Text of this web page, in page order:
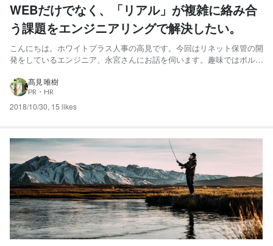
WEBだけでなく、「リアル」が複雑に絡み合
う課題をエンジニアリングで解決したい。
こんにちは。ホワイトプラス人事の高見です。今回はリネット保管の開
発をしているエンジニア、永宮さんにお話を伺います。趣味ではボルダ
かったら併せてどうぞ！ ＊永宮さん、今日はインタビューよろしくお
願いします！早速ですが今までのキャリアについて教えてい...
髙見 唯樹
PR・HR
2018/10/30, 15 likes